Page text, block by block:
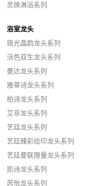
灵焕淋浴系列
浴室龙头
琉光晶韵龙头系列
活色双生龙头系列
曼达龙头系列
雅蒂诗龙头系列
柏诗龙头系列
艾非龙头系列
艺廷龙头系列
艺廷臻彩绘印龙头系列
艺廷曼联限量龙头系列
凯诗龙头系列
芮怡龙头系列